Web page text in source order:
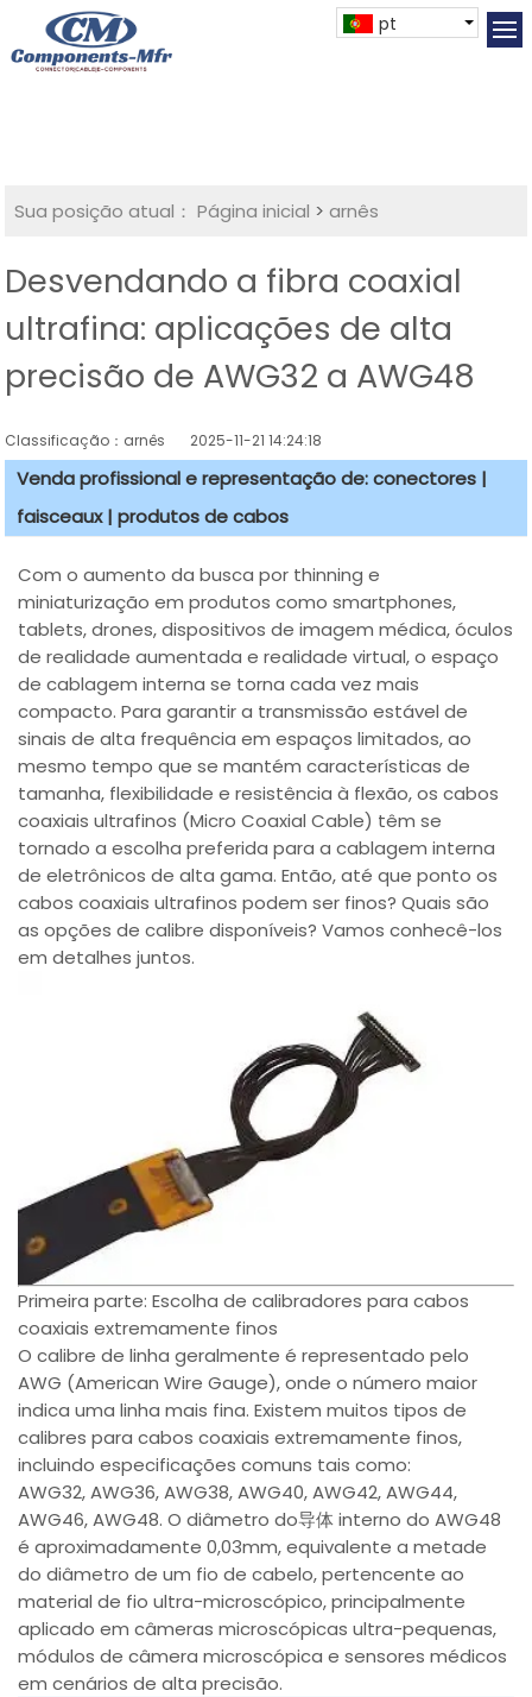
pt
Sua posição atual： Página inicial >arnês
Desvendando a fibra coaxial
ultrafina: aplicações de alta
precisão de AWG32 a AWG48
Classificação：arnês 2025-11-21 14:24:18
Venda profissional e representação de: conectores |
faisceaux | produtos de cabos
Com o aumento da busca por thinning e
miniaturização em produtos como smartphones,
tablets, drones, dispositivos de imagem médica, óculos
de realidade aumentada e realidade virtual, o espaço
de cablagem interna se torna cada vez mais
compacto. Para garantir a transmissão estável de
sinais de alta frequência em espaços limitados, ao
mesmo tempo que se mantém características de
tamanha, flexibilidade e resistência à flexão, os cabos
coaxiais ultrafinos (Micro Coaxial Cable) têm se
tornado a escolha preferida para a cablagem interna
de eletrônicos de alta gama. Então, até que ponto os
cabos coaxiais ultrafinos podem ser finos? Quais são
as opções de calibre disponíveis? Vamos conhecê-los
em detalhes juntos.
Primeira parte: Escolha de calibradores para cabos
coaxiais extremamente finos
O calibre de linha geralmente é representado pelo
AWG (American Wire Gauge), onde o número maior
indica uma linha mais fina. Existem muitos tipos de
calibres para cabos coaxiais extremamente finos,
incluindo especificações comuns tais como:
AWG32, AWG36, AWG38, AWG40, AWG42, AWG44,
AWG46, AWG48. O diâmetro do导体 interno do AWG48
é aproximadamente 0,03mm, equivalente a metade
do diâmetro de um fio de cabelo, pertencente ao
material de fio ultra-microscópico, principalmente
aplicado em câmeras microscópicas ultra-pequenas,
módulos de câmera microscópica e sensores médicos
em cenários de alta precisão.